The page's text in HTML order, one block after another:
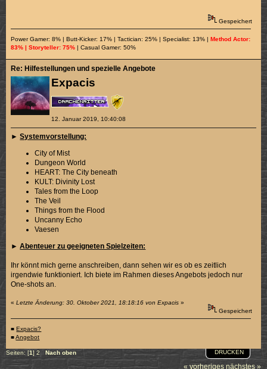
Gespeichert
Power Gamer: 8% | Butt-Kicker: 17% | Tactician: 25% | Specialist: 13% |
Method Actor:
83% | Storyteller: 75% | Casual Gamer: 50%
Expacis
12. Januar 2019, 10:40:08
Re: Hilfestellungen und spezielle Angebote
►Systemvorstellung:
City of Mist
Dungeon World
HEART: The City beneath
KULT: Divinity Lost
Tales from the Loop
The Veil
Things from the Flood
Uncanny Echo
Vaesen
►Abenteuer zu geeigneten Spielzeiten:
Ihr könnt mich gerne anschreiben, dann sehen wir es ob es zeitlich
irgendwie funktioniert. Ich biete im Rahmen dieses Angebots jedoch nur
One-shots an.
«Letzte Änderung: 30. Oktober 2021, 18:18:16 von Expacis »
Gespeichert
■Expacis?
■Angebot
DRUCKEN
Seiten: [1] 2 Nach oben
« vorheriges nächstes »